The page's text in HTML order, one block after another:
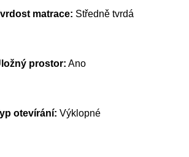
matrace: Středně tvrdá
prostor: Ano
otevírání: Výklopné